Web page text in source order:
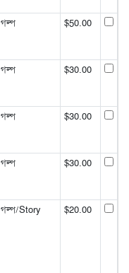
গল্প $50.00
গল্প $30.00
গল্প $30.00
গল্প $30.00
গল্প/Story $20.00